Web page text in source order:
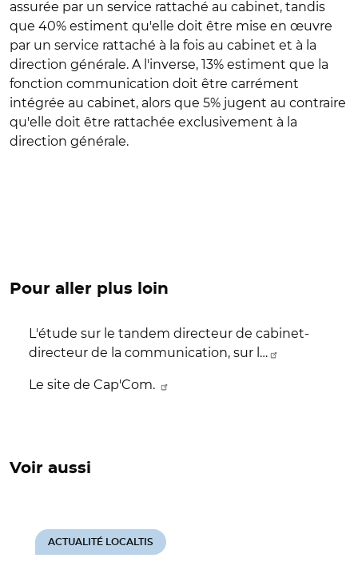
assurée par un service rattaché au cabinet, tandis
que 40% estiment qu'elle doit être mise en œuvre
par un service rattaché à la fois au cabinet et à la
direction générale. A l'inverse, 13% estiment que la
fonction communication doit être carrément
intégrée au cabinet, alors que 5% jugent au contraire
qu'elle doit être rattachée exclusivement à la
direction générale.
Pour aller plus loin
L'étude sur le tandem directeur de cabinet-
directeur de la communication, sur l…
Le site de Cap'Com.
Voir aussi
ACTUALITÉ LOCALTIS